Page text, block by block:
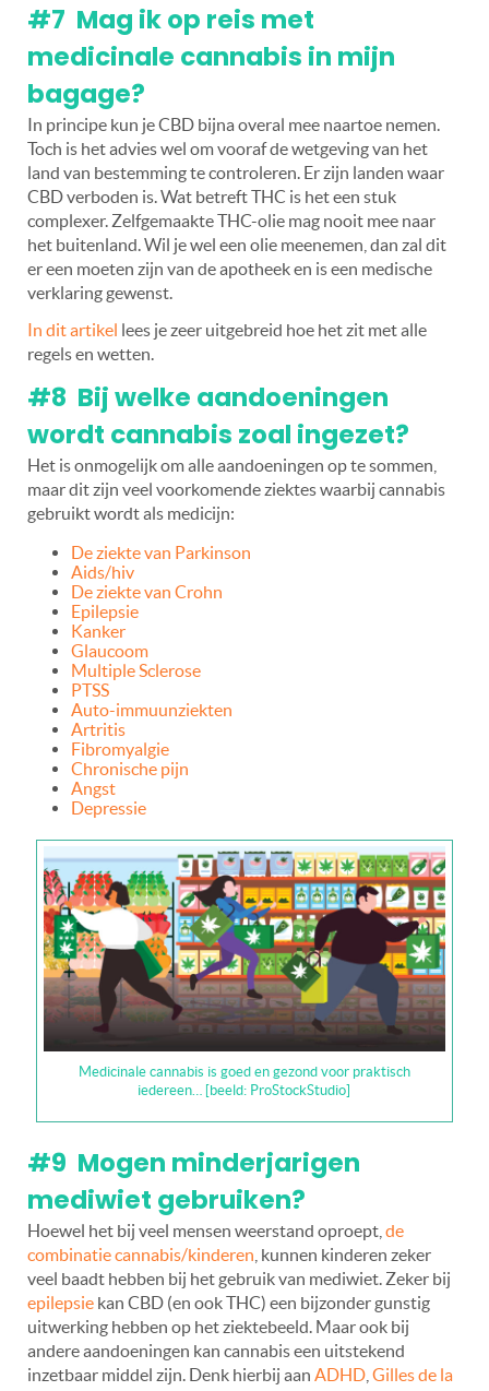
#7 Mag ik op reis met
medicinale cannabis in mijn
bagage?
In principe kun je CBD bijna overal mee naartoe nemen.
Toch is het advies wel om vooraf de wetgeving van het
land van bestemming te controleren. Er zijn landen waar
CBD verboden is. Wat betreft THC is het een stuk
complexer. Zelfgemaakte THC-olie mag nooit mee naar
het buitenland. Wil je wel een olie meenemen, dan zal dit
er een moeten zijn van de apotheek en is een medische
verklaring gewenst.
In dit artikel lees je zeer uitgebreid hoe het zit met alle
regels en wetten.
#8 Bij welke aandoeningen
wordt cannabis zoal ingezet?
Het is onmogelijk om alle aandoeningen op te sommen,
maar dit zijn veel voorkomende ziektes waarbij cannabis
gebruikt wordt als medicijn:
De ziekte van Parkinson
Aids/hiv
De ziekte van Crohn
Epilepsie
Kanker
Glaucoom
Multiple Sclerose
PTSS
Auto-immuunziekten
Artritis
Fibromyalgie
Chronische pijn
Angst
Depressie
Medicinale cannabis is goed en gezond voor praktisch
iedereen… [beeld: ProStockStudio]
#9 Mogen minderjarigen
mediwiet gebruiken?
Hoewel het bij veel mensen weerstand oproept, de
combinatie cannabis/kinderen , kunnen kinderen zeker
veel baadt hebben bij het gebruik van mediwiet. Zeker bij
epilepsie kan CBD (en ook THC) een bijzonder gunstig
uitwerking hebben op het ziektebeeld. Maar ook bij
andere aandoeningen kan cannabis een uitstekend
inzetbaar middel zijn. Denk hierbij aan ADHD Gilles de la